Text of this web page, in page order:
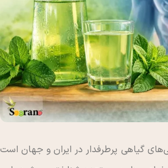
گیاهی پرطرفدار در ایران و جهان است